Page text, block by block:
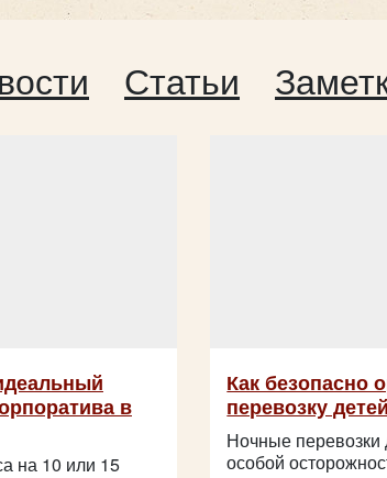
Статьи
в
на 10 или 15
Как безопасно
перевозку
Ночные перевозки
особой